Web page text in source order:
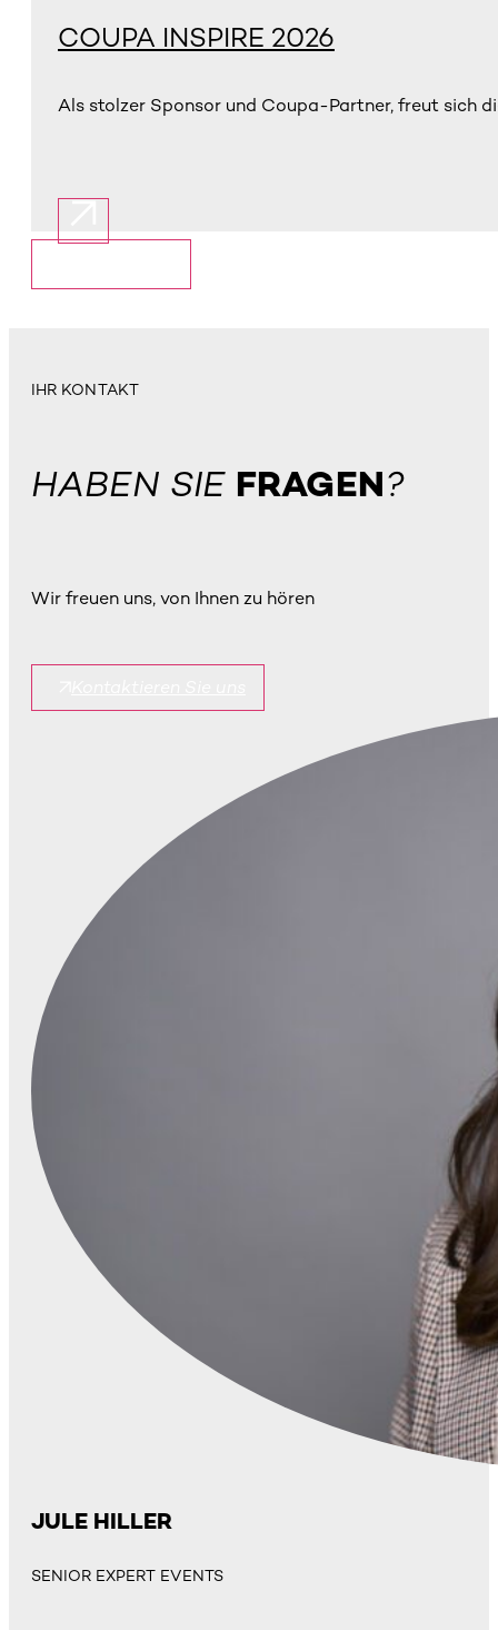
COUPA INSPIRE 2026
Als stolzer Sponsor und Coupa-Partner, freut sich
IHR KONTAKT
HABEN SIE FRAGEN?
Wir freuen uns, von Ihnen zu hören
JULE HILLER
SENIOR EXPERT EVENTS